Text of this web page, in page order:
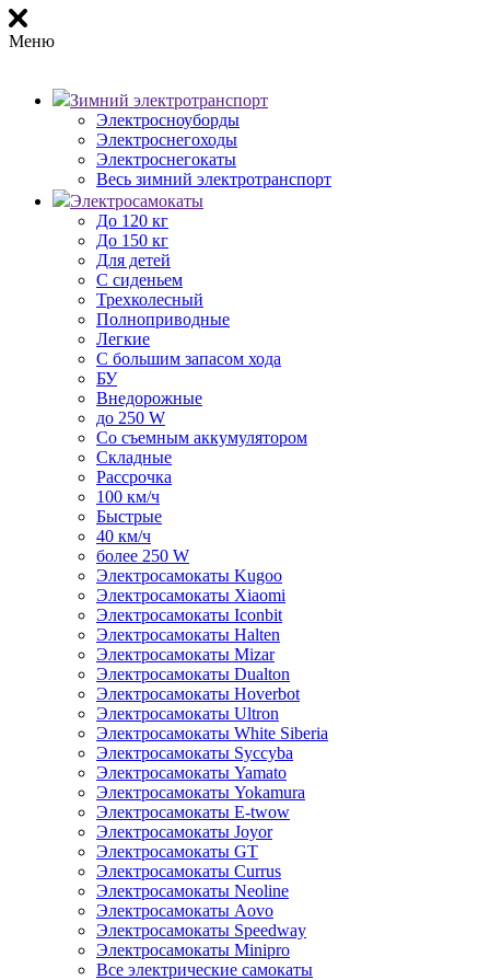
Меню
Зимний электротранспорт
Электросноуборды
Электроснегоходы
Электроснегокаты
Весь зимний электротранспорт
Электросамокаты
До 120 кг
До 150 кг
Для детей
С сиденьем
Трехколесный
Полноприводные
Легкие
С большим запасом хода
БУ
Внедорожные
до 250 W
Со съемным аккумулятором
Складные
Рассрочка
100 км/ч
Быстрые
40 км/ч
более 250 W
Электросамокаты Kugoo
Электросамокаты Xiaomi
Электросамокаты Iconbit
Электросамокаты Halten
Электросамокаты Mizar
Электросамокаты Dualton
Электросамокаты Hoverbot
Электросамокаты Ultron
Электросамокаты White Siberia
Электросамокаты Syccyba
Электросамокаты Yamato
Электросамокаты Yokamura
Электросамокаты E-twow
Электросамокаты Joyor
Электросамокаты GT
Электросамокаты Currus
Электросамокаты Neoline
Электросамокаты Aovo
Электросамокаты Speedway
Электросамокаты Minipro
Все электрические самокаты